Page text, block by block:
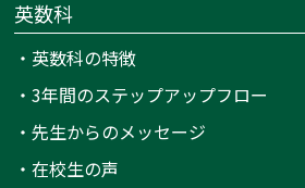
英数科
・ 英数科の特徴
・3年間のステップアップフロー
・先生からのメッセージ
・在校生の声